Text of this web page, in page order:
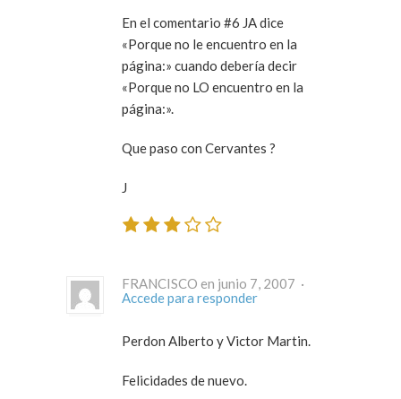
En el comentario #6 JA dice
«Porque no le encuentro en la
página:» cuando debería decir
«Porque no LO encuentro en la
página:».
Que paso con Cervantes ?
J
FRANCISCO en junio 7, 2007 ·
Accede para responder
Perdon Alberto y Victor Martin.
Felicidades de nuevo.